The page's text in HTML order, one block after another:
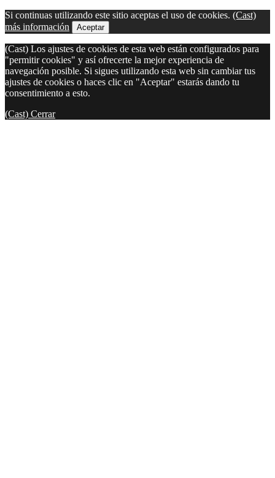
Si continuas utilizando este sitio aceptas el uso de cookies. (Cast)
más información
Aceptar
(Cast) Los ajustes de cookies de esta web están configurados para
"permitir cookies" y así ofrecerte la mejor experiencia de
navegación posible. Si sigues utilizando esta web sin cambiar tus
ajustes de cookies o haces clic en "Aceptar" estarás dando tu
consentimiento a esto.
(Cast) Cerrar